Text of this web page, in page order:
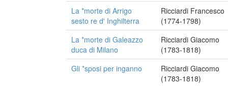
La *morte di Arrigo
sesto re d' Inghilterra
Ricciardi Francesco
(1774-1798)
La *morte di Galeazzo
duca di Milano
Ricciardi Giacomo
(1783-1818)
Gli *sposi per inganno
Ricciardi Giacomo
(1783-1818)